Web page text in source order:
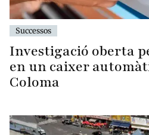
Successos
Investigació oberta
en un caixer
Coloma